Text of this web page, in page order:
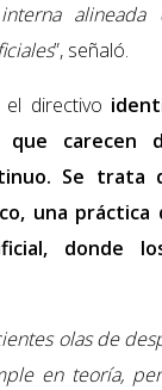
”, señaló.
directivo
que
Se trata
una
donde
olas de
en teoría,